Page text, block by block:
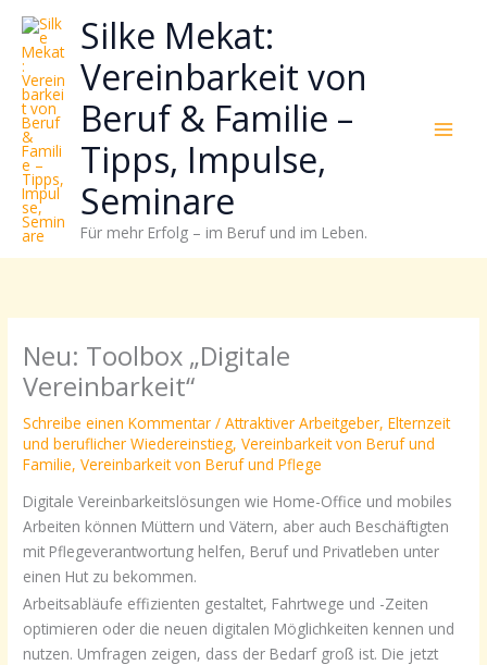
Zum
Inhalt
springen
Silke Mekat:
Vereinbarkeit von
Beruf & Familie –
Tipps, Impulse,
Seminare
Für mehr Erfolg – im Beruf und im Leben.
Neu: Toolbox „Digitale
Vereinbarkeit“
Schreibe einen Kommentar /Attraktiver Arbeitgeber,Elternzeit
und beruflicher Wiedereinstieg,Vereinbarkeit von Beruf und
Familie,Vereinbarkeit von Beruf und Pflege
Digitale Vereinbarkeitslösungen wie Home-Office und mobiles
Arbeiten können Müttern und Vätern, aber auch Beschäftigten
mit Pflegeverantwortung helfen, Beruf und Privatleben unter
einen Hut zu bekommen.
Arbeitsabläufe effizienten gestaltet, Fahrtwege und -Zeiten
optimieren oder die neuen digitalen Möglichkeiten kennen und
nutzen. Umfragen zeigen, dass der Bedarf groß ist. Die jetzt
wie
sich
Stress
reduzieren
Energie
gezielter
einsetzen
lässt?
Einfach